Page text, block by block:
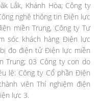
Lắk, Khánh Hòa; Công ty
nghệ thông tin Điện lực
miền Trung, Công ty Tư
sóc khách hàng Điện lực
đo điện tử Điện lực miền
Trung; 03 Công ty con do
lệ: Công ty Cổ phần Điện
viên Thí nghiệm điện
lực 3.